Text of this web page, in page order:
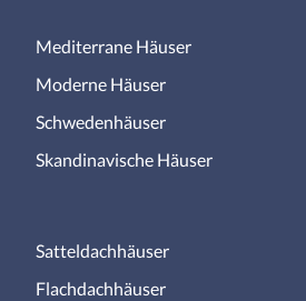
Mediterrane Häuser
Moderne Häuser
Schwedenhäuser
Skandinavische Häuser
Satteldachhäuser
Flachdachhäuser